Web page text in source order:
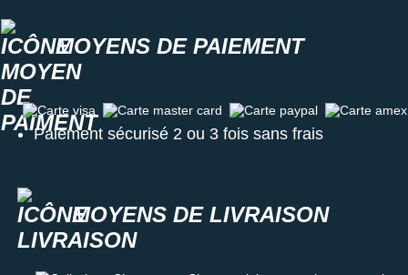
MOYENS DE PAIEMENT
Carte visa Carte master card Carte paypal Carte amex
Paiement sécurisé 2 ou 3 fois sans frais
MOYENS DE LIVRAISON